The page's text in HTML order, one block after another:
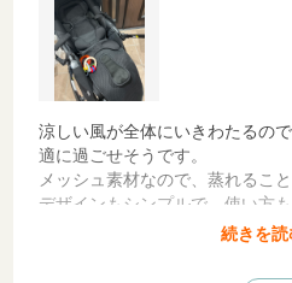
涼しい風が全体にいきわたるの
適に過ごせそうです。
メッシュ素材なので、蒸れるこ
デザインもシンプルで、使い方
私は他社のベビーカーに取り付
続きを読